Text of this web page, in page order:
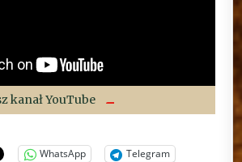
kanał YouTube
WhatsApp
Telegram